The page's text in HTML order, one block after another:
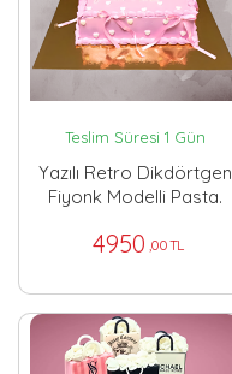
Teslim Süresi 1 Gün
Yazılı Retro Dikdörtgen
Fiyonk Modelli Pasta.
4950 ,00 TL